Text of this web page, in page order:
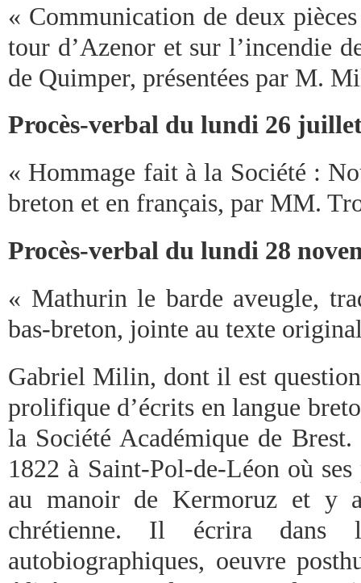
« Communication de deux
tour d’Azenor et sur l’incendie
de Quimper, présentées par M.
Procès-verbal du lundi 26
« Hommage fait à la Société :
breton et en français, par MM.
Procès-verbal du lundi 28
« Mathurin le barde aveugle,
bas-breton, jointe au texte
Gabriel Milin, dont il est
prolifique d’écrits en langue
la Société Académique de
1822 à Saint-Pol-de-Léon où
au manoir de Kermoruz et y
chrétienne. Il écrira dans
autobiographiques, oeuvre